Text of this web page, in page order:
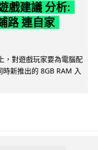
戲建議 分析:
路 連自家
，對遊戲玩家要為電腦配
新推出的 8GB RAM 入